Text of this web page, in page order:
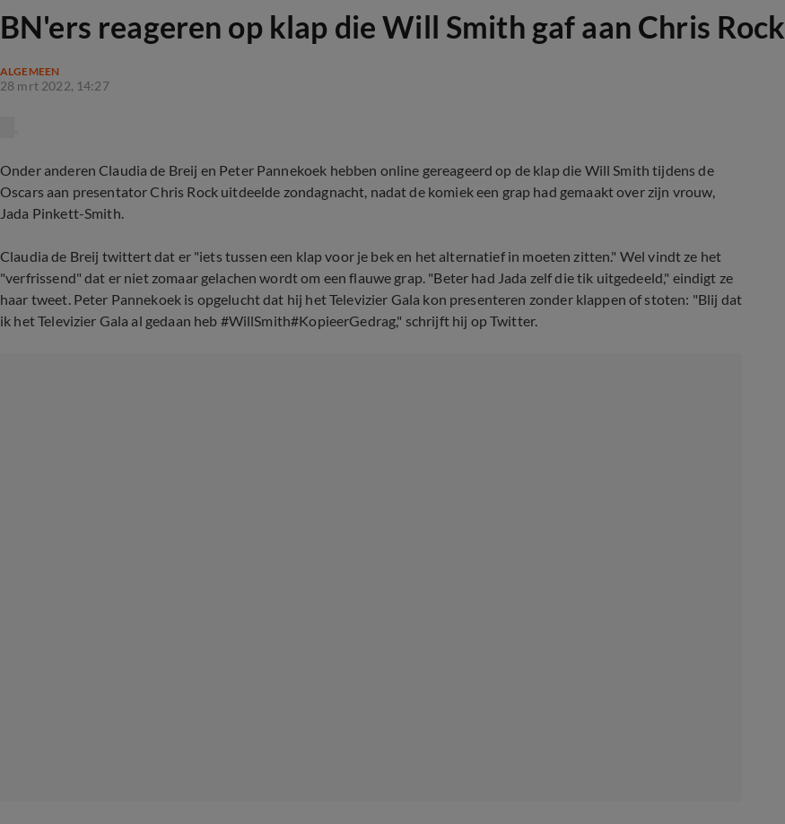
BN'ers reageren op klap die Will Smith gaf aan Chris Rock
ALGEMEEN
28 mrt 2022, 14:27
Onder anderen Claudia de Breij en Peter Pannekoek hebben online gereageerd op de klap die Will Smith tijdens de
Oscars aan presentator Chris Rock uitdeelde zondagnacht, nadat de komiek een grap had gemaakt over zijn vrouw,
Jada Pinkett-Smith.
Claudia de Breij twittert dat er "iets tussen een klap voor je bek en het alternatief in moeten zitten." Wel vindt ze het
"verfrissend" dat er niet zomaar gelachen wordt om een flauwe grap. "Beter had Jada zelf die tik uitgedeeld," eindigt ze
haar tweet. Peter Pannekoek is opgelucht dat hij het Televizier Gala kon presenteren zonder klappen of stoten: "Blij dat
ik het Televizier Gala al gedaan heb #WillSmith#KopieerGedrag," schrijft hij op Twitter.